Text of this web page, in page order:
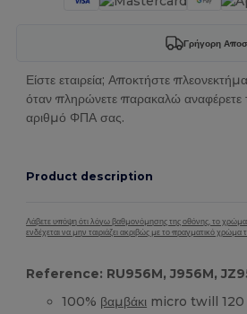
Γρήγορη
Είστε εταιρεία; Αποκτήστε
όταν πληρώνετε παρακαλώ αναφέρετε
αριθμό ΦΠΑ σας.
Product description
Λάβετε υπόψη ότι λόγω βαθμονόμησης της οθόνης, το χρώμα
ενδέχεται να μην ταιριάζει ακριβώς με το πραγματικό χρώμα
Reference: RU956M, J956M,
100% βαμβάκι micro twill 120